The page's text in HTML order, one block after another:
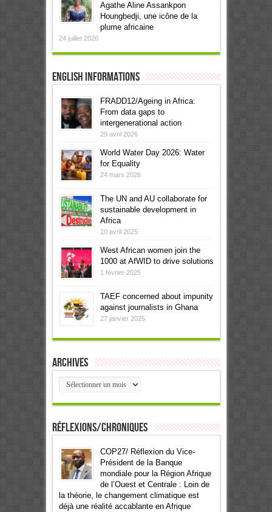
Agathe Aline Assankpon
Houngbedji, une icône de la
plume africaine
24 juillet 2026
English informations
FRADD12/Ageing in Africa:
From data gaps to
intergenerational action
29 avril 2026
World Water Day 2026: Water
for Equality
24 mars 2026
The UN and AU collaborate for
sustainable development in
Africa
10 avril 2025
West African women join the
1000 at AfWID to drive solutions
1 février 2025
TAEF concerned about impunity
against journalists in Ghana
27 janvier 2025
Archives
Archives
Réflexions/Chroniques
COP27/ Réflexion du Vice-
Président de la Banque
mondiale pour la Région Afrique
de l’Ouest et Centrale : Loin de
la théorie, le changement climatique est
déjà une réalité accablante en Afrique